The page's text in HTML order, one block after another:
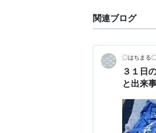
関連ブログ
〇はちまる
３１日
と出来